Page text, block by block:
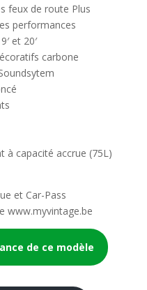
feux de route Plus
performances
et 20′
carbone
à capacité accrue (75L)
et Car-Pass
www.myvintage.be
de ce modèle